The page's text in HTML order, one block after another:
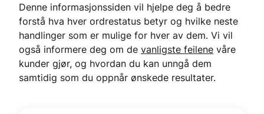
Denne informasjonssiden vil hjelpe deg å bedre
forstå hva hver ordrestatus betyr og hvilke neste
handlinger som er mulige for hver av dem. Vi vil
også informere deg om de vanligste feilene våre
kunder gjør, og hvordan du kan unngå dem
samtidig som du oppnår ønskede resultater.